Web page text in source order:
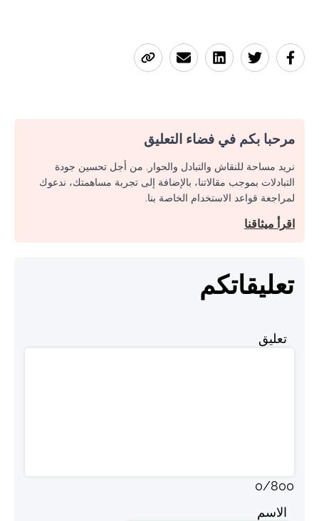
مرحبا بكم في فضاء التعليق
نريد مساحة للنقاش والتبادل والحوار. من أجل تحسين جودة
التبادلات بموجب مقالاتنا، بالإضافة إلى تجربة مساهمتك، ندعوك
لمراجعة قواعد الاستخدام الخاصة بنا.
اقرأ ميثاقنا
تعليقاتكم
تعليق
0/800
الاسم